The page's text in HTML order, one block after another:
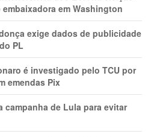
em Washington
exige dados de publicidade
PL
é investigado pelo TCU por
emendas Pix
campanha de Lula para evitar